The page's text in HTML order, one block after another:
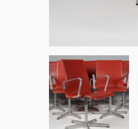
Sko til Arne
Stole
DKK 100,00